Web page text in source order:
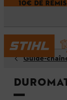
10€ DE
Guide-